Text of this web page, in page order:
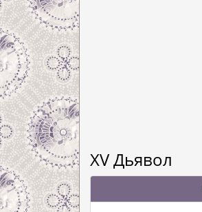
XV Дьявол